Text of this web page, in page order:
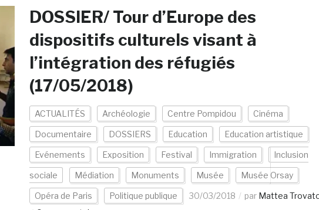
DOSSIER/ Tour d’Europe des
dispositifs culturels visant à
l’intégration des réfugiés
(17/05/2018)
ACTUALITÉS Archéologie Centre Pompidou Cinéma
Documentaire DOSSIERS Education Education artistique
Evénements Exposition Festival Immigration Inclusion
sociale Médiation Monuments Musée Musée Orsay
Opéra de Paris Politique publique 30/03/2018 par Mattea